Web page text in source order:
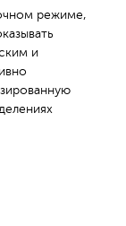
режиме,
и